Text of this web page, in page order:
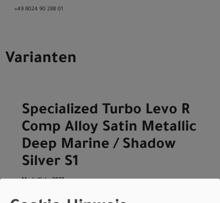
+49 8024 90 288 01
Varianten
Specialized Turbo Levo R
Comp Alloy Satin Metallic
Deep Marine / Shadow
Silver S1
Modelljahr 2027